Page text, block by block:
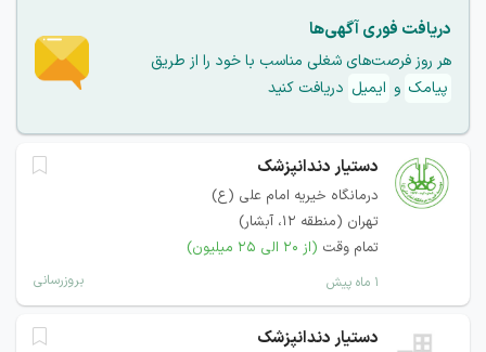
دریافت فوری آگهی‌ها
هر روز فرصت‌های شغلی مناسب با خود را از طریق
پیامک و ایمیل دریافت کنید
دستیار دندانپزشک
درمانگاه خیریه امام علی (ع)
تهران (منطقه ۱۲، آبشار)
تمام وقت (از ۲۰ الی ۲۵ میلیون)
۱ ماه پیش بروزرسانی
دستیار دندانپزشک